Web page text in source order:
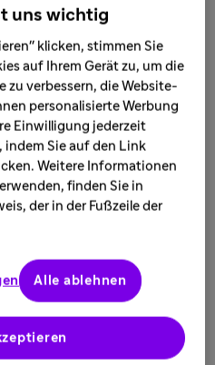
genetischen Alphabets
Therapeutika optimieren.
chemischer Basen:
Guanin (G) und Cytosin
das „genetische Alphabet“,
von Leben enthält.
für die Verwendung von 20
Proteine in unserem Körper
bewirken zahlreiche
auch das Rohmaterial für die
wie beispielsweise
von
uns wichtig
klicken, stimmen Sie
auf Ihrem Gerät zu, um die
zu verbessern, die Website-
personalisierte Werbung
Einwilligung jederzeit
indem Sie auf den Link
Weitere Informationen
finden Sie in
der in der Fußzeile der
Alle ablehnen